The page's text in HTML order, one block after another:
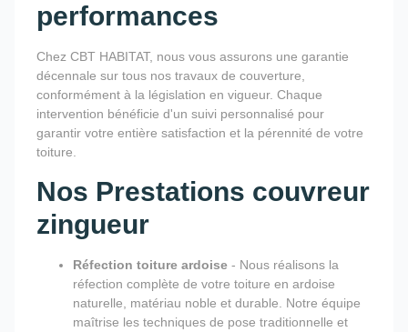
performances
Chez CBT HABITAT, nous vous assurons une garantie
décennale sur tous nos travaux de couverture,
conformément à la législation en vigueur. Chaque
intervention bénéficie d'un suivi personnalisé pour
garantir votre entière satisfaction et la pérennité de votre
toiture.
Nos Prestations couvreur
zingueur
Réfection toiture ardoise - Nous réalisons la
réfection complète de votre toiture en ardoise
naturelle, matériau noble et durable. Notre équipe
maîtrise les techniques de pose traditionnelle et